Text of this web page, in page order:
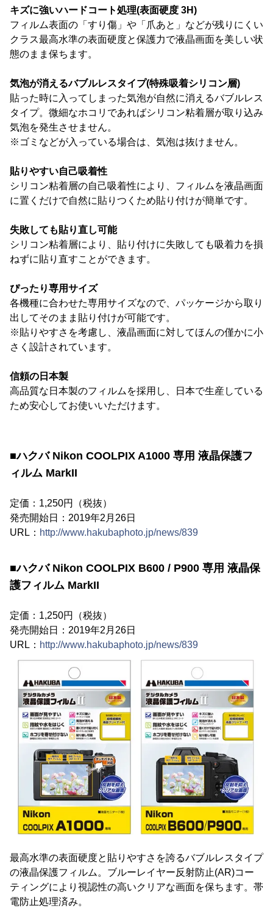
キズに強いハードコート処理(表面硬度 3H)
フィルム表面の「すり傷」や「爪あと」などが残りにくい
クラス最高水準の表面硬度と保護力で液晶画面を美しい状
態のまま保ちます。
気泡が消えるバブルレスタイプ(特殊吸着シリコン層)
貼った時に入ってしまった気泡が自然に消えるバブルレス
タイプ。微細なホコリであればシリコン粘着層が取り込み
気泡を発生させません。
※ゴミなどが入っている場合は、気泡は抜けません。
貼りやすい自己吸着性
シリコン粘着層の自己吸着性により、フィルムを液晶画面
に置くだけで自然に貼りつくため貼り付けが簡単です。
失敗しても貼り直し可能
シリコン粘着層により、貼り付けに失敗しても吸着力を損
ねずに貼り直すことができます。
ぴったり専用サイズ
各機種に合わせた専用サイズなので、パッケージから取り
出してそのまま貼り付けが可能です。
※貼りやすさを考慮し、液晶画面に対してほんの僅かに小
さく設計されています。
信頼の日本製
高品質な日本製のフィルムを採用し、日本で生産している
ため安心してお使いいただけます。
■ハクバ Nikon COOLPIX A1000 専用 液晶保護フ
ィルム MarkII
定価：1,250円（税抜）
発売開始日：2019年2月26日
URL： http://www.hakubaphoto.jp/news/839
■ハクバ Nikon COOLPIX B600 / P900 専用 液晶保
護フィルム MarkII
定価：1,250円（税抜）
発売開始日：2019年2月26日
URL： http://www.hakubaphoto.jp/news/839
最高水準の表面硬度と貼りやすさを誇るバブルレスタイプ
の液晶保護フィルム。ブルーレイヤー反射防止(AR)コー
ティングにより視認性の高いクリアな画面を保ちます。帯
電防止処理済み。